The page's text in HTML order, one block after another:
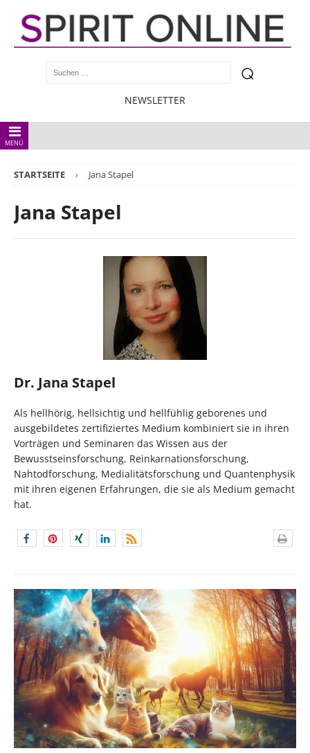
NEWSLETTER
MENÜ
STARTSEITE Jana Stapel
Jana Stapel
Dr. Jana Stapel
Als hellhörig, hellsichtig und hellfühlig geborenes und
ausgebildetes zertifiziertes Medium kombiniert sie in ihren
Vorträgen und Seminaren das Wissen aus der
Bewusstseinsforschung, Reinkarnationsforschung,
Nahtodforschung, Medialitätsforschung und Quantenphysik
mit ihren eigenen Erfahrungen, die sie als Medium gemacht
hat.